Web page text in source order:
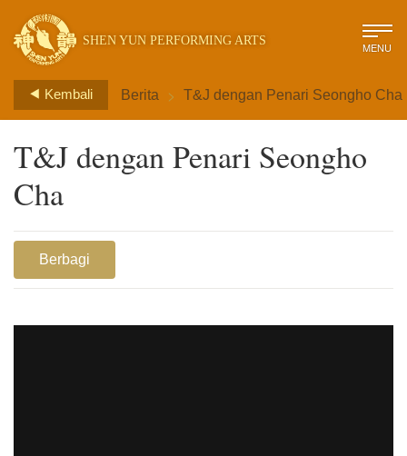
SHEN YUN PERFORMING ARTS MENU
Kembali Berita > T&J dengan Penari Seongho Cha
T&J dengan Penari Seongho
Cha
Berbagi